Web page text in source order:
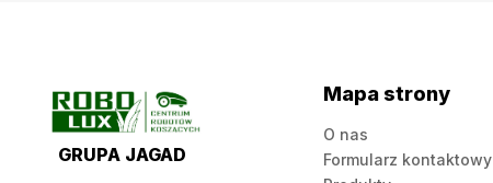
GRUPA JAGAD
Mapa strony
O nas
Formularz kontaktowy